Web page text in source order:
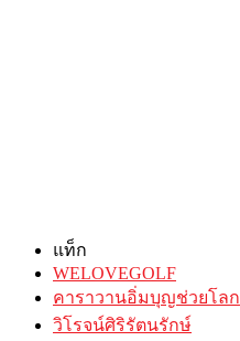
แท็ก
WELOVEGOLF
คาราวานอิ่มบุญช่วยโลก
วิโรจน์ศิริรัตนรักษ์